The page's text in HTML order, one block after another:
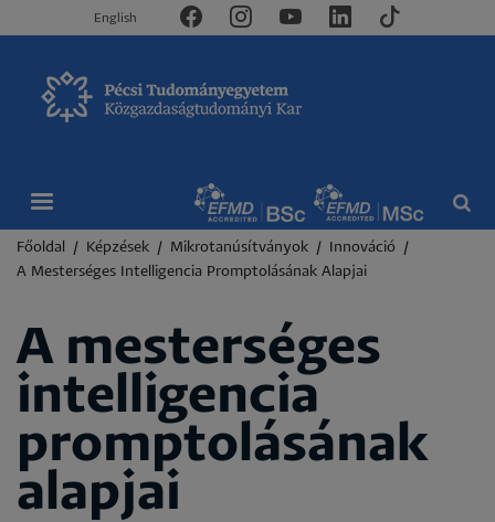
English
Morzsa
Főoldal Képzések Mikrotanúsítványok
Innováció
A Mesterséges Intelligencia Promptolásának Alapjai
A mesterséges
intelligencia
promptolásának
alapjai